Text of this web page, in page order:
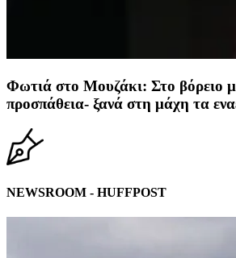
Φωτιά στο Μουζάκι: Στο βόρειο
προσπάθεια- ξανά στη μάχη τα
NEWSROOM - HUFFPOST